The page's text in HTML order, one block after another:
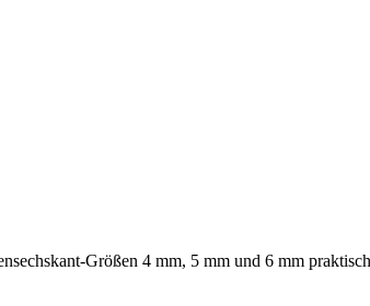
Größen 4 mm, 5 mm und 6 mm